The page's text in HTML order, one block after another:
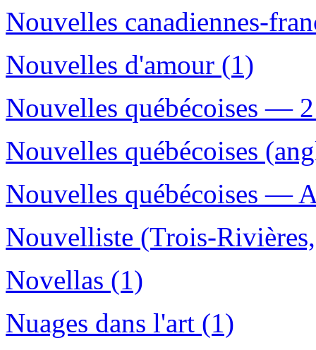
Nouvelles canadiennes-
Nouvelles d'amour (1)
Nouvelles québécoises —
Nouvelles québécoises
Nouvelles québécoises —
Nouvelliste (Trois-
Novellas (1)
Nuages dans l'art (1)